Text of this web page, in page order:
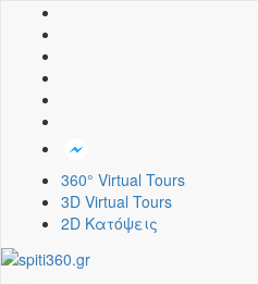
360° Virtual Tours
3D Virtual Tours
2D Κατόψεις